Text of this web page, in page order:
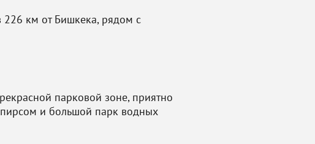
226 км от Бишкека, рядом с
парковой зоне, приятно
и большой парк водных